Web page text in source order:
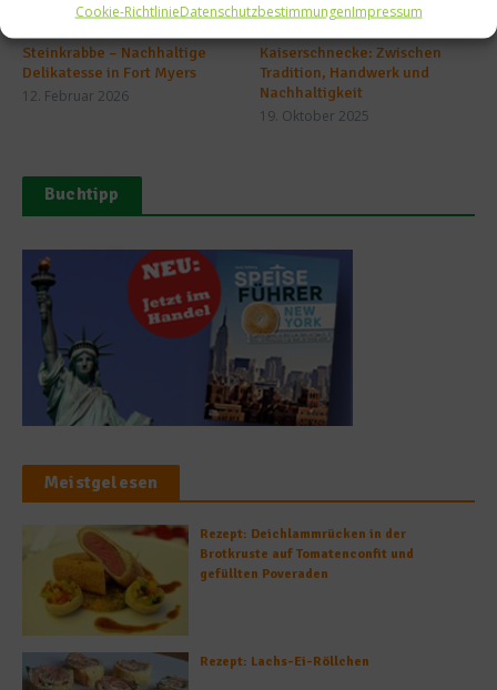
Cookie-RichtlinieDatenschutzbestimmungenImpressum
Steinkrabbe – Nachhaltige
Delikatesse in Fort Myers
12. Februar 2026
Kaiserschnecke: Zwischen
Tradition, Handwerk und
Nachhaltigkeit
19. Oktober 2025
Buchtipp
Meistgelesen
Rezept: Deichlammrücken in der
Brotkruste auf Tomatenconfit und
gefüllten Poveraden
Rezept: Lachs-Ei-Röllchen